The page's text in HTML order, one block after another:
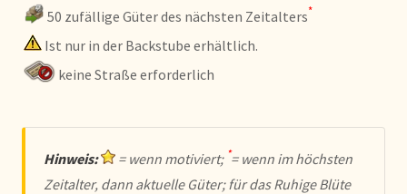
50 zufällige Güter des nächsten Zeitalters*
Ist nur in der Backstube erhältlich.
keine Straße erforderlich
Hinweis: = wenn motiviert; *= wenn im höchsten
Zeitalter, dann aktuelle Güter; für das Ruhige Blüte